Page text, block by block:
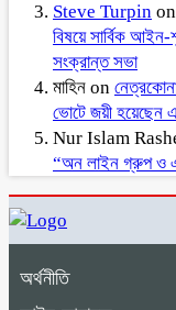
Steve Turpin on
বিষয়ে সার্বিক
সংক্রান্ত সভা
মাহিন on
ভোটে জয়ী হয়েছেন
Nur Islam
“অন লাইন গ্রুপ ও
অর্থনীতি